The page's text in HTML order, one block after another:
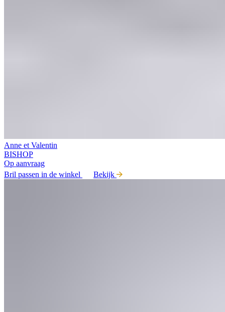
Anne et Valentin
BISHOP
Op aanvraag
Bril passen in de winkel
Bekijk